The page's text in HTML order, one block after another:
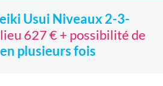
Usui Niveaux 2-3-
627 € + possibilité de
plusieurs fois